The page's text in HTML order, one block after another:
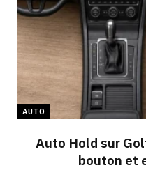
AUTO
Auto Hold sur
bouton et